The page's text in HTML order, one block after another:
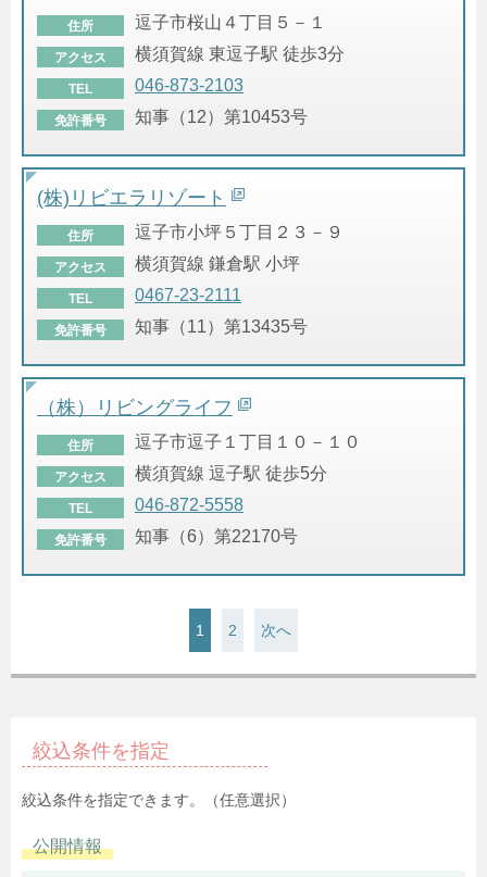
住所 逗子市桜山４丁目５－１
アクセス 横須賀線 東逗子駅 徒歩3分
TEL 046-873-2103
免許番号 知事（12）第10453号
(株)リビエラリゾート
住所 逗子市小坪５丁目２３－９
アクセス 横須賀線 鎌倉駅 小坪
TEL 0467-23-2111
免許番号 知事（11）第13435号
（株）リビングライフ
住所 逗子市逗子１丁目１０－１０
アクセス 横須賀線 逗子駅 徒歩5分
TEL 046-872-5558
免許番号 知事（6）第22170号
1 2 次へ
絞込条件を指定
絞込条件を指定できます。（任意選択）
公開情報